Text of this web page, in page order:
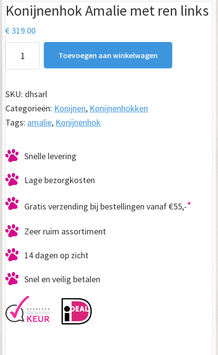
Konijnenhok Amalie met ren links
€319.00
Amalie
ren
links
aantal
Toevoegen aan winkelwagen
SKU: dhsarl
Categorieën: Konijnen, Konijnenhokken
Tags: amalie, Konijnenhok
Snelle levering
Lage bezorgkosten
Gratis verzending bij bestellingen vanaf €55,-*
Zeer ruim assortiment
14 dagen op zicht
Snel en veilig betalen